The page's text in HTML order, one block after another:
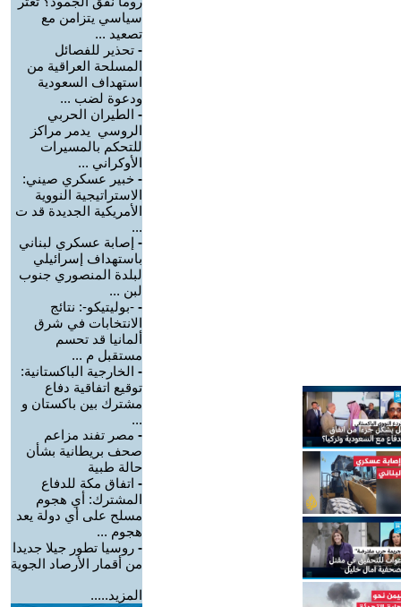
سياسي يتزامن مع
تصعيد ...
- تحذير للفصائل
المسلحة العراقية من
استهداف السعودية
ودعوة لضب ...
- الطيران الحربي
الروسي يدمر مراكز
للتحكم بالمسيرات
الأوكراني ...
- خبير عسكري صيني:
الاستراتيجية النووية
الأمريكية الجديدة قد ت
...
- إصابة عسكري لبناني
باستهداف إسرائيلي
لبلدة المنصوري جنوب
لبن ...
- -بوليتيكو-: نتائج
الانتخابات في شرق
ألمانيا قد تحسم
مستقبل م ...
- الخارجية الباكستانية:
توقيع اتفاقية دفاع
مشترك بين باكستان و
...
- مصر تفند مزاعم
صحف بريطانية بشأن
حالة طبية
- ‏اتفاق مكة للدفاع
المشترك: أي هجوم
مسلح على أي دولة يعد
هجوم ...
- روسيا تطور جيلا جديدا
من أقمار الأرصاد الجوية
المزيد.....